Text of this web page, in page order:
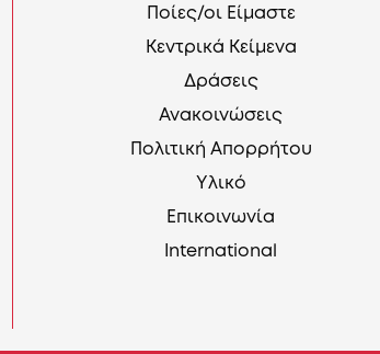
Ποίες/οι Είμαστε
Κεντρικά Κείμενα
Δράσεις
Ανακοινώσεις
Πολιτική Απορρήτου
Υλικό
Επικοινωνία
International